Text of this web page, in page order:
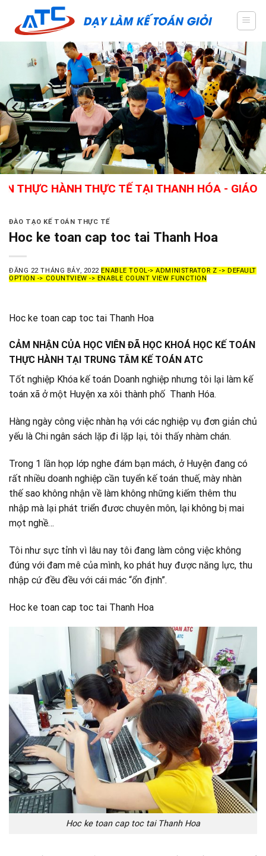
content
HÀNH THỰC TẾ TẠI THANH HÓA - GIÁO VIÊN
ĐÀO TẠO KẾ TOÁN THỰC TẾ
Hoc ke toan cap toc tai Thanh Hoa
ĐĂNG 22 THÁNG BẢY, 2022 ENABLE TOOL-> ADMINISTRATOR Z -> DEFAULT
OPTION -> COUNTVIEW -> ENABLE COUNT VIEW FUNCTION
Hoc ke toan cap toc tai Thanh Hoa
CẢM NHẬN CỦA HỌC VIÊN ĐÃ HỌC KHOÁ HỌC KẾ TOÁN
THỰC HÀNH TẠI TRUNG TÂM KẾ TOÁN ATC
Tốt nghiệp Khóa kế toán Doanh nghiệp nhưng tôi lại làm kế
toán xã ở một Huyện xa xôi thành phố Thanh Hóa.
Hàng ngày công việc nhàn hạ với các nghiệp vụ đơn giản chủ
yếu là Chi ngân sách lặp đi lặp lại, tôi thấy nhàm chán.
Trong 1 lần họp lớp nghe đám bạn mách, ở Huyện đang có
rất nhiều doanh nghiệp cần tuyển kế toán thuế, mày nhàn
thế sao không nhận về làm không những kiếm thêm thu
nhập mà lại phát triển đươc chuyên môn, lại không bị mai
mọt nghề…
Tôi như sực tỉnh vì lâu nay tôi đang làm công việc không
đúng với đam mê của mình, ko phát huy được năng lực, thu
nhập cứ đều đều với cái mác “ổn định”.
Hoc ke toan cap toc tai Thanh Hoa
Hoc ke toan cap toc tai Thanh Hoa